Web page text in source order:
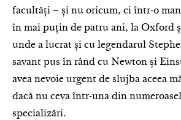
facultăți – și nu oricum, ci într-o
în mai puțin de patru ani, la Oxford
unde a lucrat și cu legendarul
savant pus în rând cu Newton și
avea nevoie urgent de slujba aceea
dacă nu ceva într-una din
specializări.